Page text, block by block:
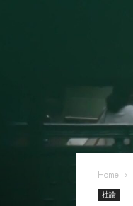
Home
社論